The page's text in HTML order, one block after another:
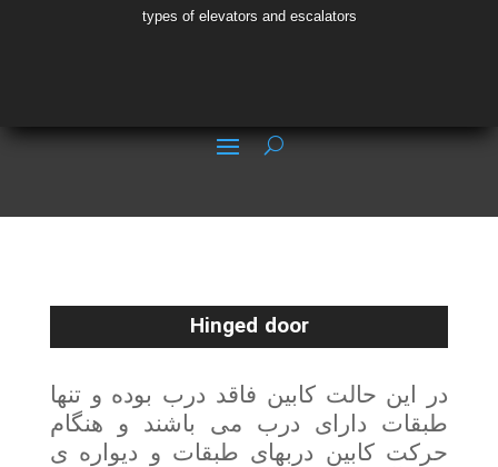
types of elevators and escalators
Hinged door
در این حالت کابین فاقد درب بوده و تنها
طبقات دارای درب می باشند و هنگام
حرکت کابین دربهای طبقات و دیواره ی